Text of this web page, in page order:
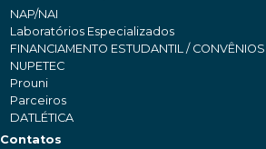
NAP/NAI
Laboratórios Especializados
FINANCIAMENTO ESTUDANTIL / CONVÊNIOS
NUPETEC
Prouni
Parceiros
DATLÉTICA
Contatos